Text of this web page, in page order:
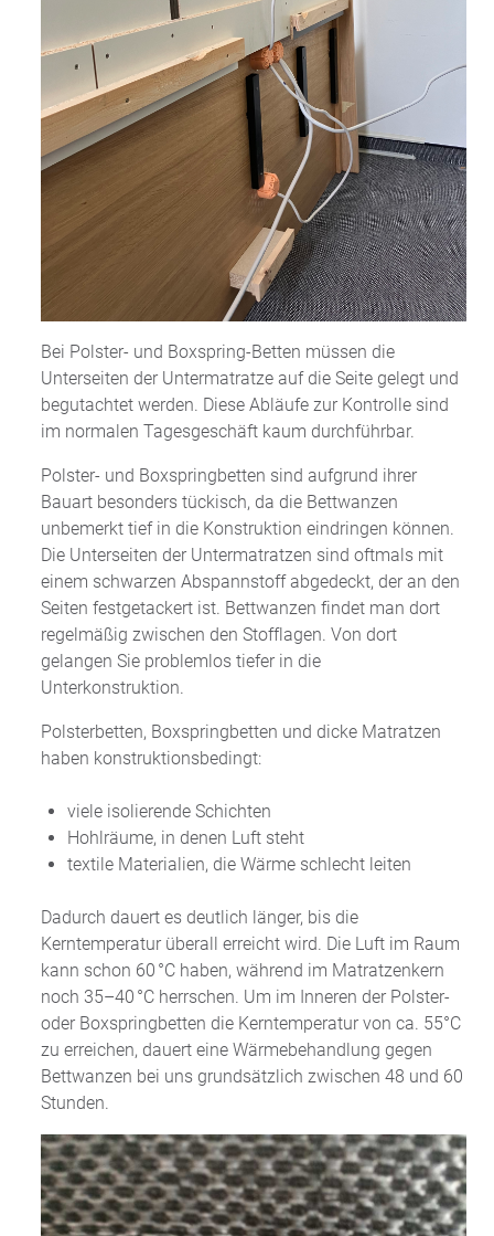
Bei Polster- und Boxspring-Betten müssen die
Unterseiten der Untermatratze auf die Seite gelegt und
begutachtet werden. Diese Abläufe zur Kontrolle sind
im normalen Tagesgeschäft kaum durchführbar.
Polster- und Boxspringbetten sind aufgrund ihrer
Bauart besonders tückisch, da die Bettwanzen
unbemerkt tief in die Konstruktion eindringen können.
Die Unterseiten der Untermatratzen sind oftmals mit
einem schwarzen Abspannstoff abgedeckt, der an den
Seiten festgetackert ist. Bettwanzen findet man dort
regelmäßig zwischen den Stofflagen. Von dort
gelangen Sie problemlos tiefer in die
Unterkonstruktion.
Polsterbetten, Boxspringbetten und dicke Matratzen
haben konstruktionsbedingt:
viele isolierende Schichten
Hohlräume, in denen Luft steht
textile Materialien, die Wärme schlecht leiten
Dadurch dauert es deutlich länger, bis die
Kerntemperatur überall erreicht wird. Die Luft im Raum
kann schon 60 °C haben, während im Matratzenkern
noch 35–40 °C herrschen. Um im Inneren der Polster-
oder Boxspringbetten die Kerntemperatur von ca. 55°C
zu erreichen, dauert eine Wärmebehandlung gegen
Bettwanzen bei uns grundsätzlich zwischen 48 und 60
Stunden.